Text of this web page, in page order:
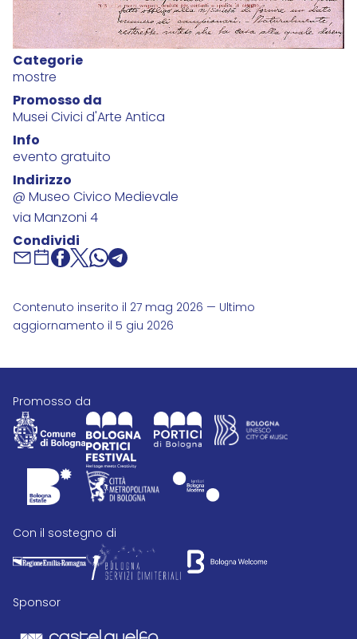
Categorie
mostre
Promosso da
Musei Civici d'Arte Antica
Info
evento gratuito
Indirizzo
@ Museo Civico Medievale
via Manzoni 4
Condividi
Contenuto inserito il 27 mag 2026 — Ultimo
aggiornamento il 5 giu 2026
promosso da
con il sostegno di
Sponsor